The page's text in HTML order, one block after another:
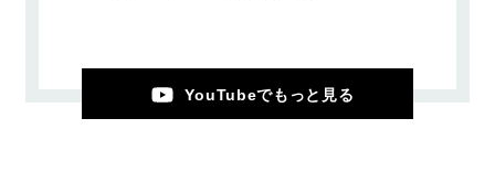
YouTubeでもっと見る